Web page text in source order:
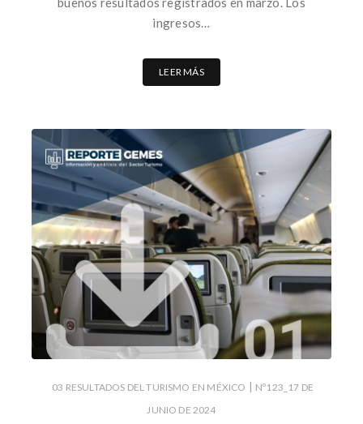
ingresos…
LEER MÁS
03 RESULTADOS DEL TURISMO EN MÉXICO | Nº123_17 DE
JUNIO DE 2024